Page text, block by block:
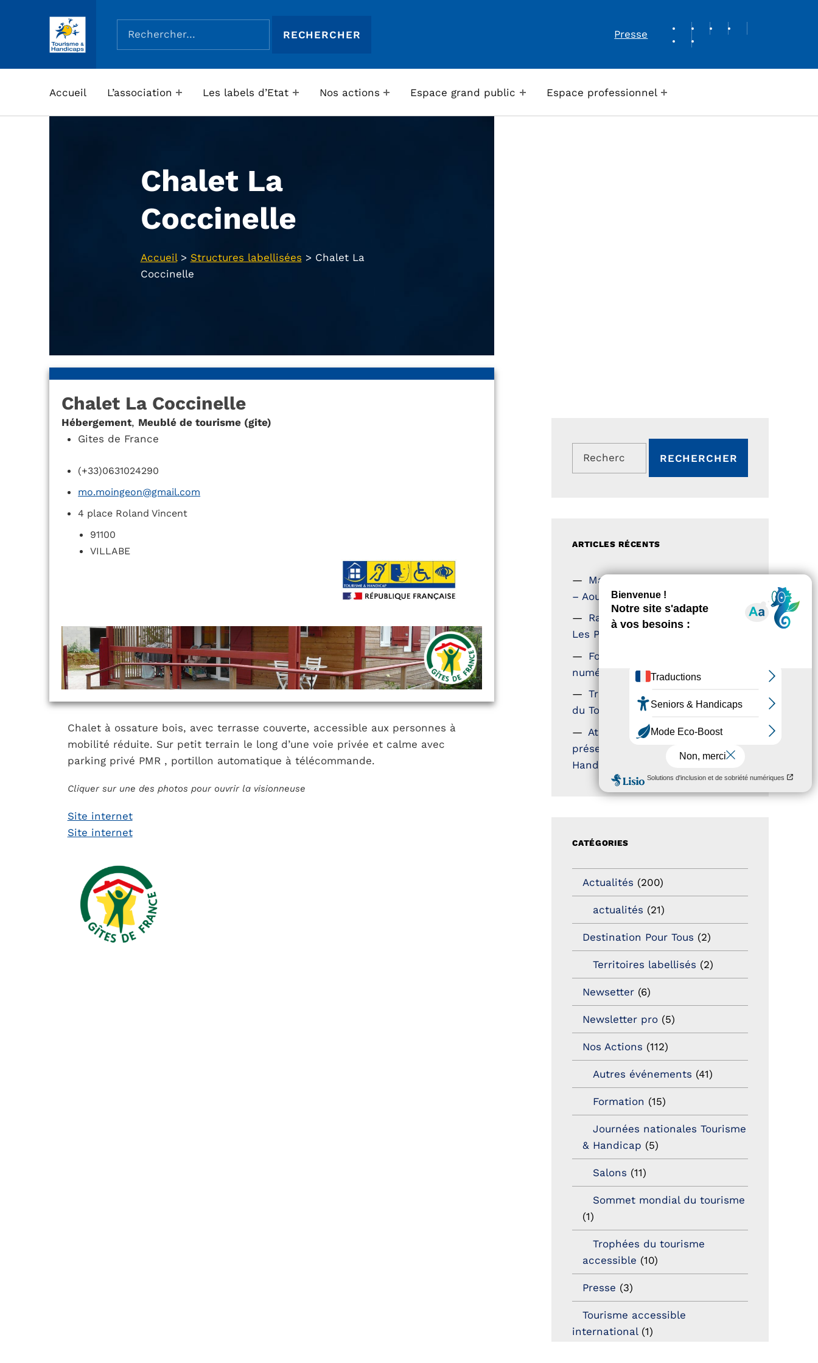
ASSOCIATION TOURISME ET HANDICAPS
Rechercher :
Presse
REVUE DE PRESSE
Accueil L’association Les labels d’Etat Nos actions Espace grand public Espace professionnel
Chalet La
Coccinelle
Accueil> Structures labellisées > Chalet La
Coccinelle
Chalet La Coccinelle
Hébergement, Meublé de tourisme (gite)
Gites de France
(+33)0631024290
mo.moingeon@gmail.com
4 place Roland Vincent
91100
VILLABE
Chalet à ossature bois, avec terrasse couverte, accessible aux personnes à
mobilité réduite. Sur petit terrain le long d’une voie privée et calme avec
parking privé PMR , portillon automatique à télécommande.
Cliquer sur une des photos pour ouvrir la visionneuse
Site internet
Site internet
Rechercher :
ARTICLES RÉCENTS
Magazine Tourisme Accessible
– Aout 2026
Rallye Aicha des Gazelles –
Les Petillantes
Formation Communication
numérique
Trophées Horizons – Acteurs
du Tourisme Durable
Atout France – flyer
présentation label Tourisme &
Handicap
CATÉGORIES
Actualités (200)
actualités (21)
Destination Pour Tous (2)
Territoires labellisés (2)
Newsetter (6)
Newsletter pro (5)
Nos Actions (112)
Autres événements (41)
Formation (15)
Journées nationales Tourisme
& Handicap (5)
Salons (11)
Sommet mondial du tourisme
(1)
Trophées du tourisme
accessible (10)
Presse (3)
Tourisme accessible
international(1)